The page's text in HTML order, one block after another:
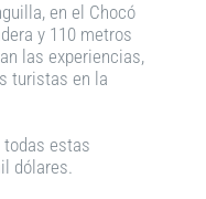
en el Chocó
y 110 metros
las experiencias,
turistas en la
estas
dólares.